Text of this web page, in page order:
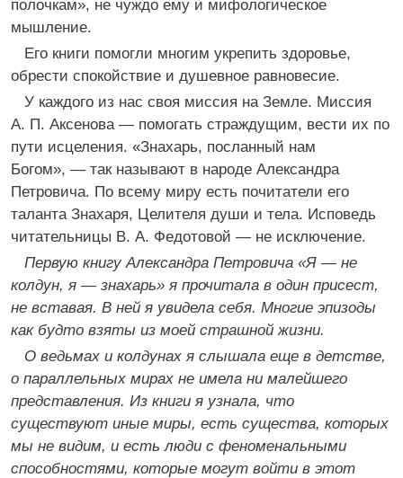
полочкам», не чуждо ему и мифологическое
мышление.
Его книги помогли многим укрепить здоровье,
обрести спокойствие и душевное равновесие.
У каждого из нас своя миссия на Земле. Миссия
А. П. Аксенова — помогать страждущим, вести их по
пути исцеления. «Знахарь, посланный нам
Богом», — так называют в народе Александра
Петровича. По всему миру есть почитатели его
таланта Знахаря, Целителя души и тела. Исповедь
читательницы В. А. Федотовой — не исключение.
Первую книгу Александра Петровича «Я — не
колдун, я — знахарь» я прочитала в один присест,
не вставая. В ней я увидела себя. Многие эпизоды
как будто взяты из моей страшной жизни.
О ведьмах и колдунах я слышала еще в детстве,
о параллельных мирах не имела ни малейшего
представления. Из книги я узнала, что
существуют иные миры, есть существа, которых
мы не видим, и есть люди с феноменальными
способностями, которые могут войти в этот